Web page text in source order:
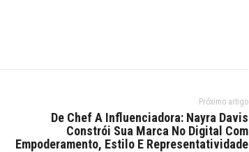
Próximo artigo
De Chef A Influenciadora: Nayra Davis
Constrói Sua Marca No Digital Com
Empoderamento, Estilo E Representatividade